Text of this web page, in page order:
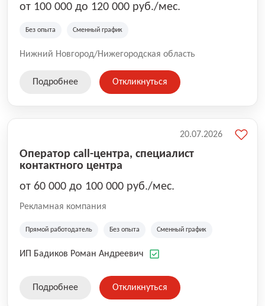
от 100 000 до 120 000 руб./мес.
Без опыта Сменный график
Нижний Новгород/Нижегородская область
Подробнее Откликнуться
Оператор call-центра, специалист
контактного центра
от 60 000 до 100 000 руб./мес.
Рекламная компания
Прямой работодатель Без опыта Сменный график
ИП Бадиков Роман Андреевич
20.07.2026
Подробнее Откликнуться